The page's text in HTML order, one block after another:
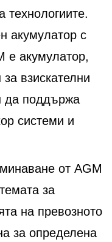
технологиите.
акумулатор с
е акумулатор,
взискателни
да поддържа
системи и
от AGM
за
на превозното
за определена